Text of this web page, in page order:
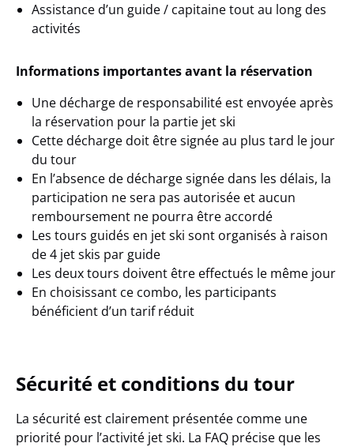
Assistance d’un guide / capitaine tout au long des
activités
Informations importantes avant la réservation
Une décharge de responsabilité est envoyée après
la réservation pour la partie jet ski
Cette décharge doit être signée au plus tard le jour
du tour
En l’absence de décharge signée dans les délais, la
participation ne sera pas autorisée et aucun
remboursement ne pourra être accordé
Les tours guidés en jet ski sont organisés à raison
de4 jet skis par guide
Les deux tours doivent être effectués le même jour
En choisissant ce combo, les participants
bénéficient d’un tarif réduit
Sécurité et conditions du tour
La sécurité est clairement présentée comme une
priorité pour l’activité jet ski. La FAQ précise que les